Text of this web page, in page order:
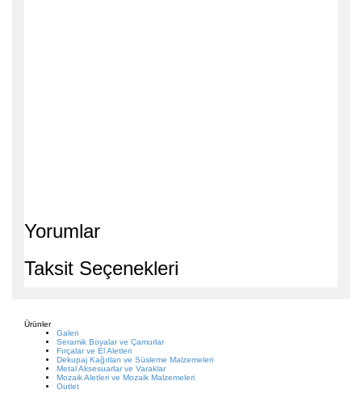
Yorumlar
Taksit Seçenekleri
Ürünler
Galeri
Seramik Boyalar ve Çamurlar
Fırçalar ve El Aletleri
Dekupaj Kağıtları ve Süsleme Malzemeleri
Metal Aksesuarlar ve Varaklar
Mozaik Aletleri ve Mozaik Malzemeleri
Outlet